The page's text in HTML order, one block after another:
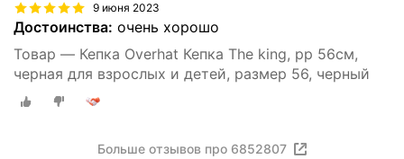
9 июня 2023
Достоинства: очень хорошо
Товар — Кепка Overhat Кепка The king, рр 56см,
черная для взрослых и детей, размер 56, черный
Больше отзывов про 6852807